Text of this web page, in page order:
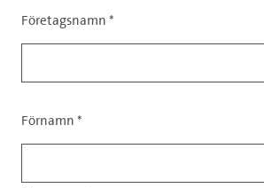
Titel
Företagsnamn *
Förnamn *